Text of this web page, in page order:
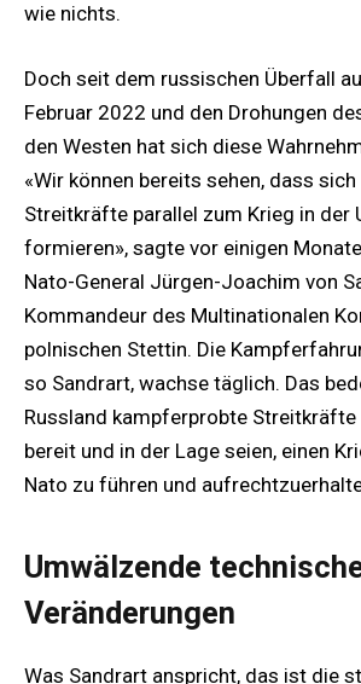
wie nichts.
Doch seit dem russischen Überfall
Februar 2022 und den Drohungen
den Westen hat sich diese
«Wir können bereits sehen, dass
Streitkräfte parallel zum Krieg in der
formieren», sagte vor einigen
Nato-General Jürgen-Joachim von
Kommandeur des Multinationalen
polnischen Stettin. Die
so Sandrart, wachse täglich. Das
Russland kampferprobte Streitkräfte
bereit und in der Lage seien, einen
Nato zu führen und
Umwälzende
Veränderungen
Was Sandrart anspricht, das ist die